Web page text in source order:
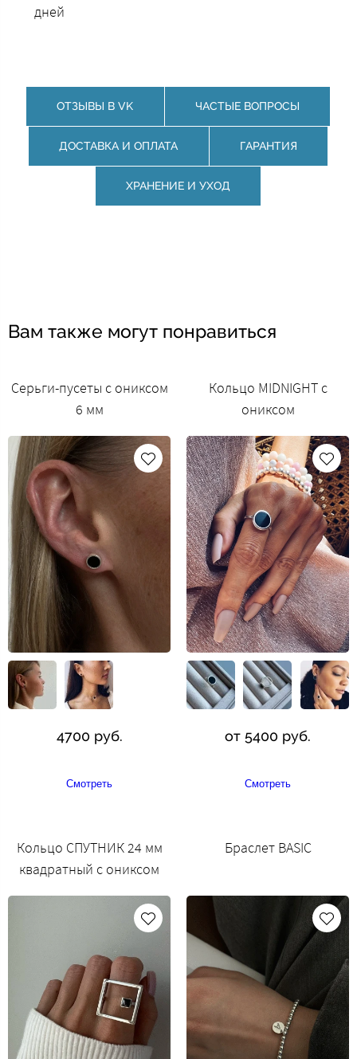
дней
ОТЗЫВЫ В VK ЧАСТЫЕ ВОПРОСЫ
ДОСТАВКА И ОПЛАТА ГАРАНТИЯ
ХРАНЕНИЕ И УХОД
Вам также могут понравиться
Серьги-пусеты с ониксом
6 мм
4700 руб.
Смотреть
Кольцо MIDNIGHT с
ониксом
от 5400 руб.
Смотреть
Кольцо СПУТНИК 24 мм
квадратный с ониксом
Браслет BASIC